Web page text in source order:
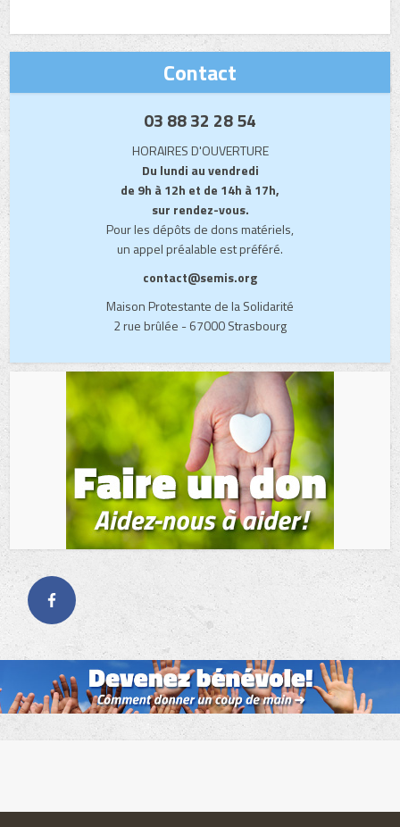
Contact
03 88 32 28 54
HORAIRES D'OUVERTURE
Du lundi au vendredi
de 9h à 12h et de 14h à 17h,
sur rendez-vous.
Pour les dépôts de dons matériels,
un appel préalable est préféré.
contact@semis.org
Maison Protestante de la Solidarité
2 rue brûlée - 67000 Strasbourg